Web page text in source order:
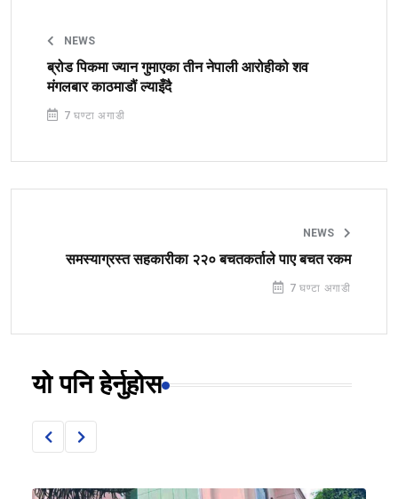
NEWS
ब्रोड पिकमा ज्यान गुमाएका तीन नेपाली आरोहीको शव
मंगलबार काठमाडौं ल्याइँदै
7 घण्टा अगाडी
NEWS
समस्याग्रस्त सहकारीका २२० बचतकर्ताले पाए बचत रकम
7 घण्टा अगाडी
यो पनि हेर्नुहोस